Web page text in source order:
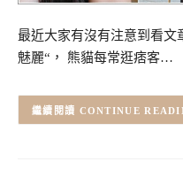
最近大家有沒有注意到看文
魅麗“， 熊貓每常逛痞客…
CONTINUE